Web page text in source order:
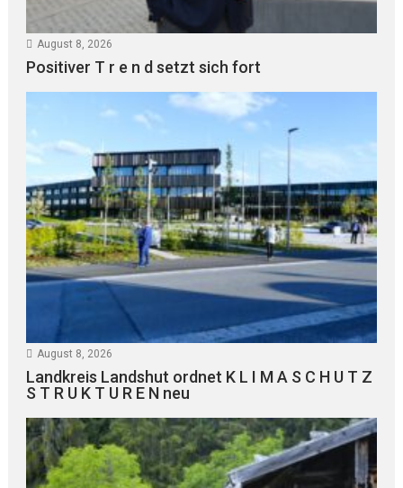
August 8, 2026
Positiver T r e n d setzt sich fort
August 8, 2026
Landkreis Landshut ordnet K L I M A S C H U T Z
S T R U K T U R E N neu